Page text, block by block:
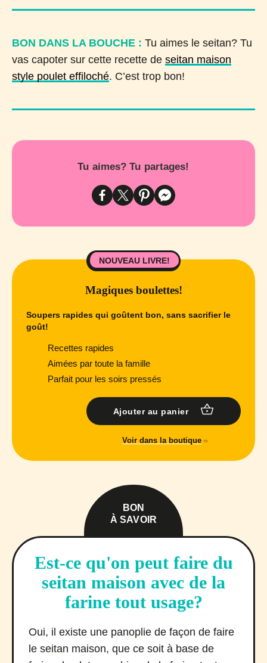
BON DANS LA BOUCHE : Tu aimes le seitan? Tu
vas capoter sur cette recette de seitan maison
style poulet effiloché. C’est trop bon!
Tu aimes? Tu partages!
NOUVEAU LIVRE!
Magiques boulettes!
Soupers rapides qui goûtent bon, sans sacrifier le
goût!
Recettes rapides
Aimées par toute la famille
Parfait pour les soirs pressés
Ajouter au panier
Voir dans la boutique
BON
À SAVOIR
Est-ce qu'on peut faire du
seitan maison avec de la
farine tout usage?
Oui, il existe une panoplie de façon de faire
le seitan maison, que ce soit à base de